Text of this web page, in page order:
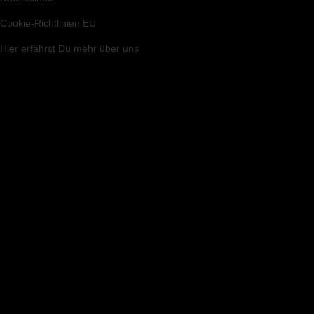
Cookie-Richtlinien EU
Hier erfährst Du mehr über uns